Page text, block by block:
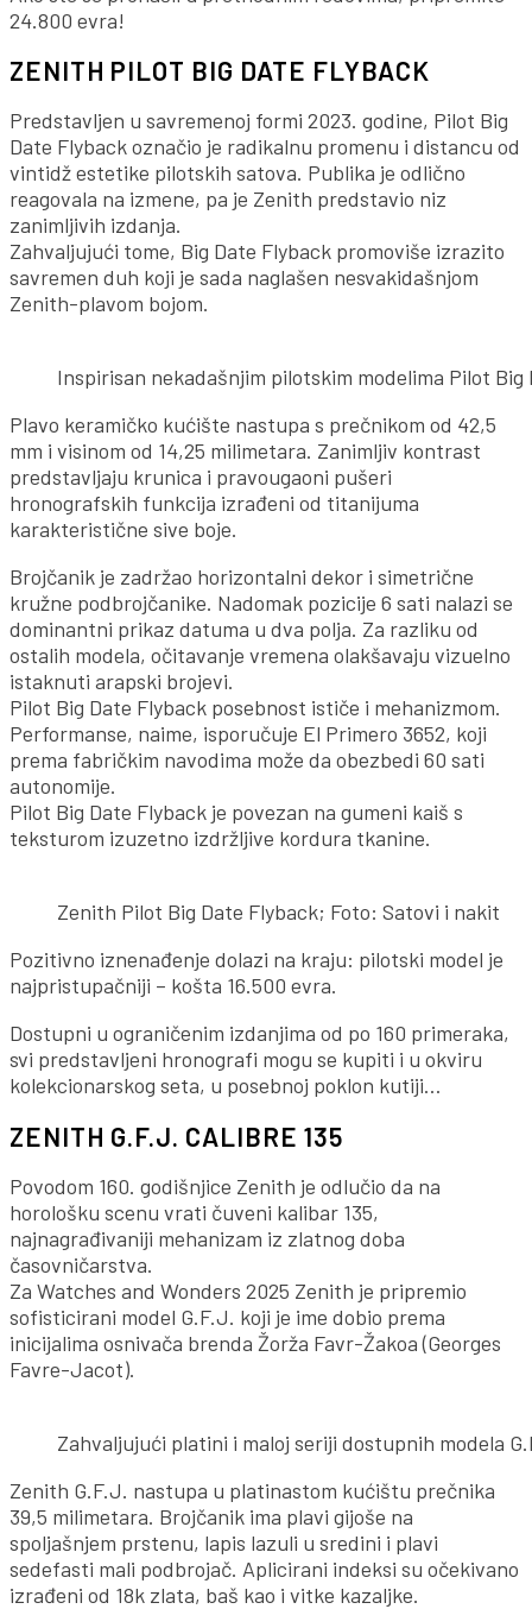
24.800 evra!
ZENITH PILOT BIG DATE FLYBACK
Predstavljen u savremenoj formi 2023. godine, Pilot Big
Date Flyback označio je radikalnu promenu i distancu od
vintidž estetike pilotskih satova. Publika je odlično
reagovala na izmene, pa je Zenith predstavio niz
zanimljivih izdanja.
Zahvaljujući tome, Big Date Flyback promoviše izrazito
savremen duh koji je sada naglašen nesvakidašnjom
Zenith-plavom bojom.
Inspirisan nekadašnjim pilotskim modelima Pilot
Plavo keramičko kućište nastupa s prečnikom od 42,5
mm i visinom od 14,25 milimetara. Zanimljiv kontrast
predstavljaju krunica i pravougaoni pušeri
hronografskih funkcija izrađeni od titanijuma
karakteristične sive boje.
Brojčanik je zadržao horizontalni dekor i simetrične
kružne podbrojčanike. Nadomak pozicije 6 sati nalazi se
dominantni prikaz datuma u dva polja. Za razliku od
ostalih modela, očitavanje vremena olakšavaju vizuelno
istaknuti arapski brojevi.
Pilot Big Date Flyback posebnost ističe i mehanizmom.
Performanse, naime, isporučuje El Primero 3652, koji
prema fabričkim navodima može da obezbedi 60 sati
autonomije.
Pilot Big Date Flyback je povezan na gumeni kaiš s
teksturom izuzetno izdržljive kordura tkanine.
Zenith Pilot Big Date Flyback; Foto: Satovi i nakit
Pozitivno iznenađenje dolazi na kraju: pilotski model je
najpristupačniji – košta 16.500 evra.
Dostupni u ograničenim izdanjima od po 160 primeraka,
svi predstavljeni hronografi mogu se kupiti i u okviru
kolekcionarskog seta, u posebnoj poklon kutiji…
ZENITH G.F.J. CALIBRE 135
Povodom 160. godišnjice Zenith je odlučio da na
horološku scenu vrati čuveni kalibar 135,
najnagrađivaniji mehanizam iz zlatnog doba
časovničarstva.
Za Watches and Wonders 2025 Zenith je pripremio
sofisticirani model G.F.J. koji je ime dobio prema
inicijalima osnivača brenda Žorža Favr-Žakoa (Georges
Favre-Jacot).
Zahvaljujući platini i maloj seriji dostupnih modela
Zenith G.F.J. nastupa u platinastom kućištu prečnika
39,5 milimetara. Brojčanik ima plavi gijoše na
spoljašnjem prstenu, lapis lazuli u sredini i plavi
sedefasti mali podbrojač. Aplicirani indeksi su očekivano
izrađeni od 18k zlata, baš kao i vitke kazaljke.